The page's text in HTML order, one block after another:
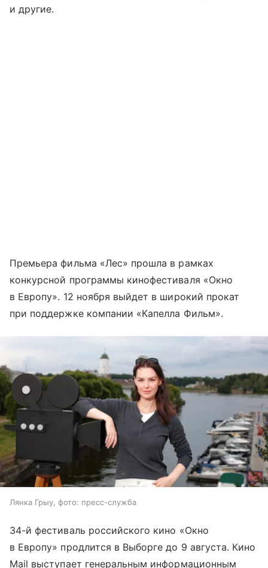
и другие.
Премьера фильма «Лес» прошла в рамках
конкурсной программы кинофестиваля «Окно
в Европу». 12 ноября выйдет в широкий прокат
при поддержке компании «Капелла Фильм».
Лянка Грыу, фото: пресс-служба
34-й фестиваль российского кино «Окно
в Европу» продлится в Выборге до 9 августа. Кино
Mail выступает генеральным информационным